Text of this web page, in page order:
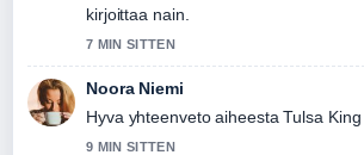
kirjoittaa nain.
7 MIN SITTEN
Noora Niemi
Hyva yhteenveto aiheesta Tulsa
9 MIN SITTEN